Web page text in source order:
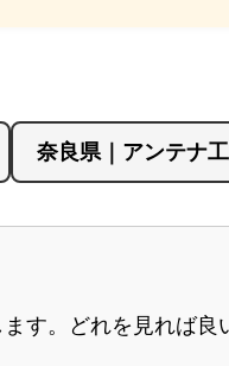
奈良県｜アンテナ
す。どれを見れば良